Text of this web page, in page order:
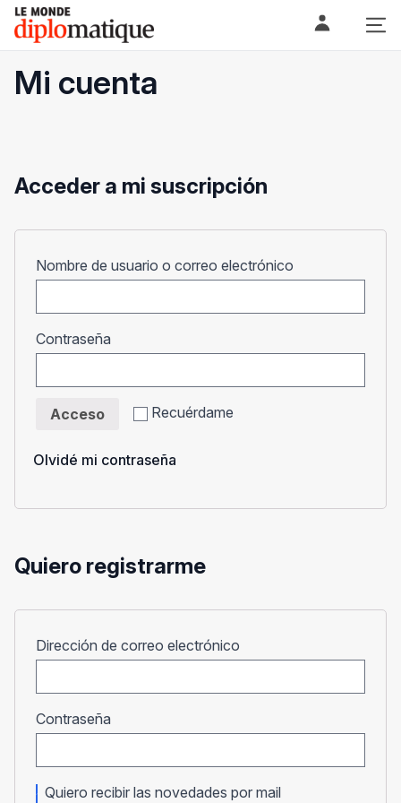
Skip
content
Le monde diplomatique
Mi cuenta
Acceder a mi suscripción
Nombre de usuario o correo electrónico
Contraseña
Recuérdame
Acceso
Olvidé mi contraseña
Quiero registrarme
Dirección de correo electrónico
Contraseña
Quiero recibir las novedades por mail